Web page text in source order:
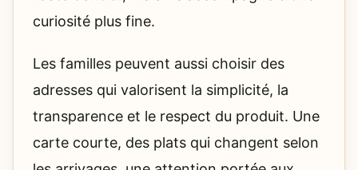
curiosité plus fine.
Les familles peuvent aussi choisir des
adresses qui valorisent la simplicité, la
transparence et le respect du produit. Une
carte courte, des plats qui changent selon